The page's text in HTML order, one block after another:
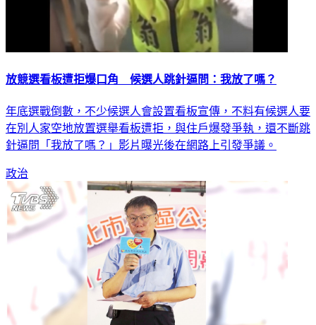
放競選看板遭拒爆口角 候選人跳針逼問：我放了嗎？
年底選戰倒數，不少候選人會設置看板宣傳，不料有候選人要
在別人家空地放置選舉看板遭拒，與住戶爆發爭執，還不斷跳
針逼問「我放了嗎？」影片曝光後在網路上引發爭議。
政治